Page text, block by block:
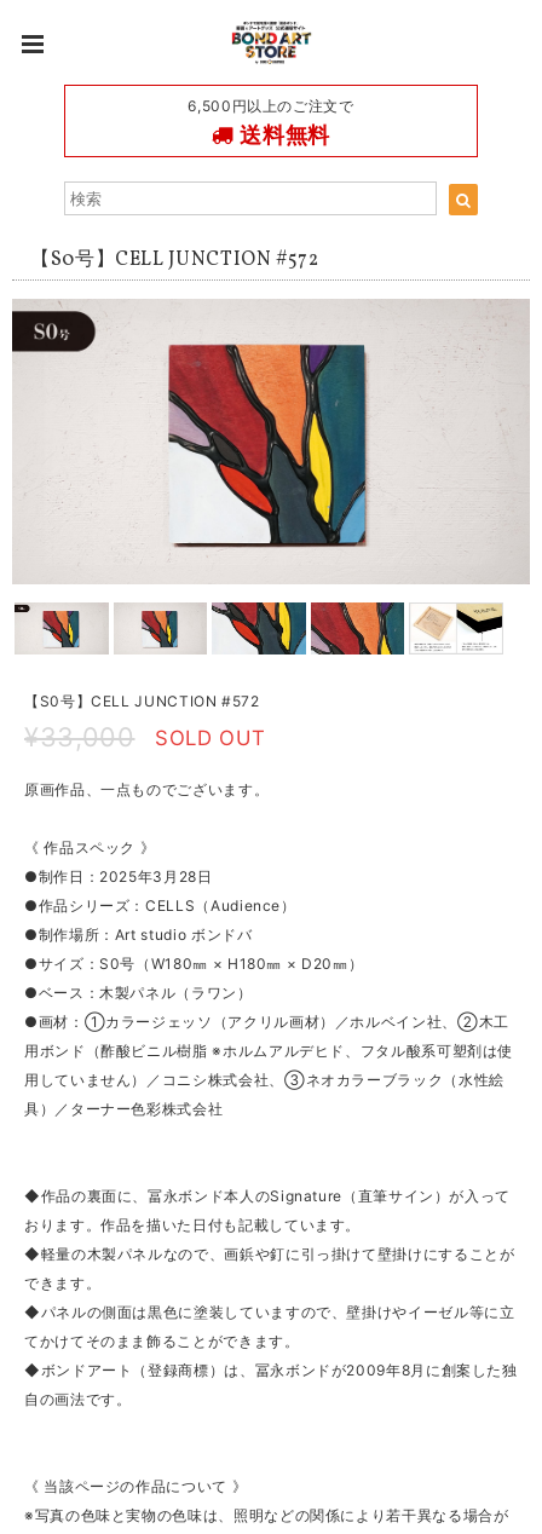
6,500円以上のご注文で
送料無料
【S0号】CELL JUNCTION #572
【S0号】CELL JUNCTION #572
¥33,000 SOLD OUT
原画作品、一点ものでございます。
《 作品スペック 》
●制作日：2025年3月28日
●作品シリーズ：CELLS（Audience）
●制作場所：Art studio ボンドバ
●サイズ：S0号（W180㎜ × H180㎜ × D20㎜）
●ベース：木製パネル（ラワン）
●画材：①カラージェッソ（アクリル画材）／ホルベイン社、②木工
用ボンド（酢酸ビニル樹脂 ※ホルムアルデヒド、フタル酸系可塑剤は使
用していません）／コニシ株式会社、③ネオカラーブラック（水性絵
具）／ターナー色彩株式会社
◆作品の裏面に、冨永ボンド本人のSignature（直筆サイン）が入って
おります。作品を描いた日付も記載しています。
◆軽量の木製パネルなので、画鋲や釘に引っ掛けて壁掛けにすることが
できます。
◆パネルの側面は黒色に塗装していますので、壁掛けやイーゼル等に立
てかけてそのまま飾ることができます。
◆ボンドアート（登録商標）は、冨永ボンドが2009年8月に創案した独
自の画法です。
《 当該ページの作品について 》
※写真の色味と実物の色味は、照明などの関係により若干異なる場合が